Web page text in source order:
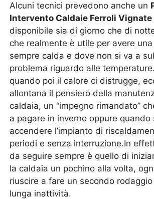
Alcuni tecnici prevedono anche un
Intervento Caldaie Ferroli Vignate
disponibile sia di giorno che di
che realmente è utile per avere
sempre calda e dove non si va a
problema riguardo alle
quando poi il calore ci distrugge,
allontana il pensiero della
caldaia, un “impegno rimandato”
a pagare in inverno oppure quando
accendere l’impianto di
periodi e senza interruzione.In
da seguire sempre è quello di
la caldaia un pochino alla volta,
riuscire a fare un secondo
lunga inattività.